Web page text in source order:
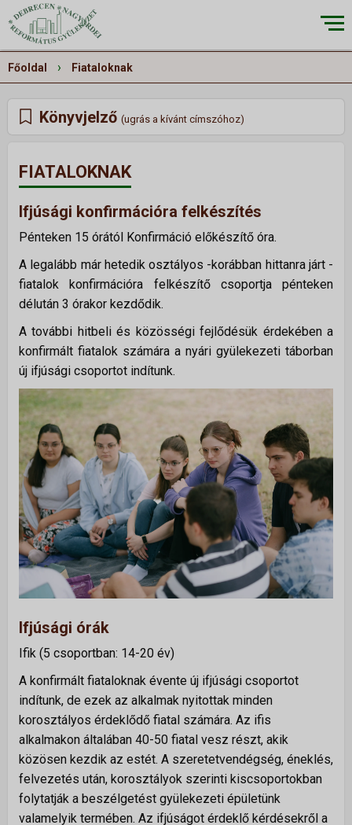
RÓLUNK▼
Küldetésünk
Történetünk
Épületeink
Munkatársaink
Galéria
Szivárvány
ALKALMAINK
Istentiszteletek
Érdeklődőknek
Gyerekeknek
Fiataloknak
Felnőtteknek
Kamarakórus
Többgenerációs tábor
NAPTÁR
KAPCSOLAT
TÁMOGATÁS▼
Adakozás
Alapítvány
Önkéntes szolgálatok
ÚJ VAGYOK ITT
Főoldal › Fiataloknak
FIATALOKNAK
Ifjúsági konfirmációra felkészítés
Pénteken 15 órától Konfirmáció előkészítő óra.
A legalább már hetedik osztályos -korábban hittanra járt -
fiatalok konfirmációra felkészítő csoportja pénteken
délután 3 órakor kezdődik.
A további hitbeli és közösségi fejlődésük érdekében a
konfirmált fiatalok számára a nyári gyülekezeti táborban
új ifjúsági csoportot indítunk.
Ifjúsági órák
Ifik (5 csoportban: 14-20 év)
A konfirmált fiataloknak évente új ifjúsági csoportot
indítunk, de ezek az alkalmak nyitottak minden
korosztályos érdeklődő fiatal számára. Az ifis
alkalmakon általában 40-50 fiatal vesz részt, akik
közösen kezdik az estét. A szeretetvendégség, éneklés,
felvezetés után, korosztályok szerinti kiscsoportokban
folytatják a beszélgetést gyülekezeti épületünk
valamelyik termében. Az ifjúságot érdeklő kérdésekről a
Könyvjelző (ugrás a kívánt címszóhoz)